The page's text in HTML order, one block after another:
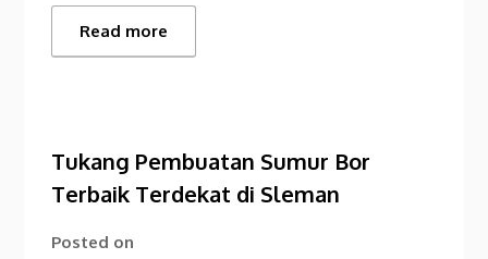
Read more
Tukang Pembuatan Sumur Bor
Terbaik Terdekat di Sleman
Posted on